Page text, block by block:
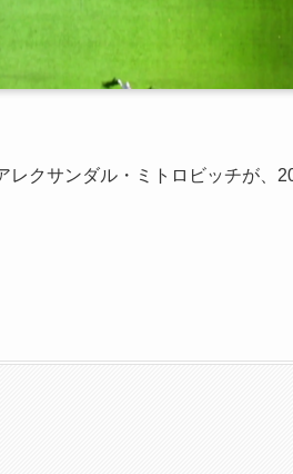
レクサンダル・ミトロビッチが、